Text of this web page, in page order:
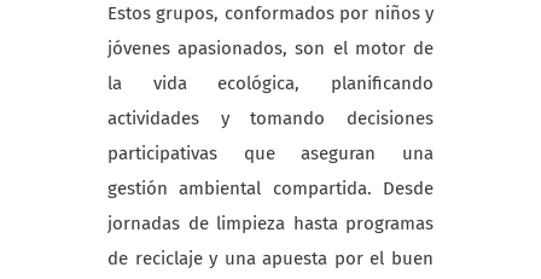
Estos grupos, conformados por niños y
jóvenes apasionados, son el motor de
la vida ecológica, planificando
actividades y tomando decisiones
participativas que aseguran una
gestión ambiental compartida. Desde
jornadas de limpieza hasta programas
de reciclaje y una apuesta por el buen